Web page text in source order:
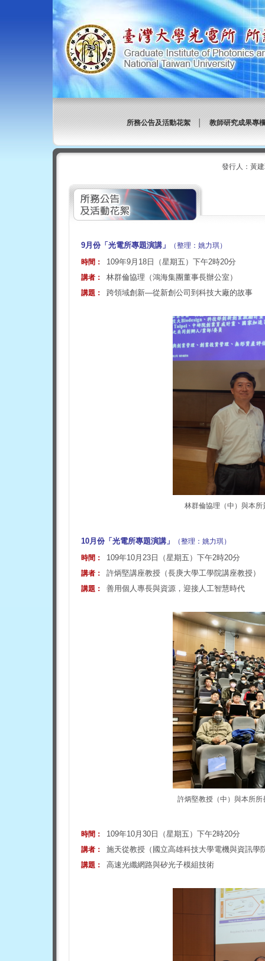
所務公告及活動花絮│教師研究成果專
發行人：黃
9月份「光電所專題演講」
（整理：姚力琪）
時間：
109年9月18日（星期五）下午2時20分
講者： 林群倫協理（鴻海集團董事長辦公室）
講題： 跨領域創新—從新創公司到科技大廠的故事
林群倫協理（中）與本
10月份「光電所專題演講」
（整理：姚力琪）
時間：
109年10月23日（星期五）下午2時20分
講者： 許炳堅講座教授（長庚大學工學院講座教授）
講題： 善用個人專長與資源，迎接人工智慧時代
許炳堅教授（中）與本所
時間： 109年10月30日（星期五）下午2時20分
講者： 施天從教授（國立高雄科技大學電機與資訊學
講題： 高速光纖網路與矽光子模組技術